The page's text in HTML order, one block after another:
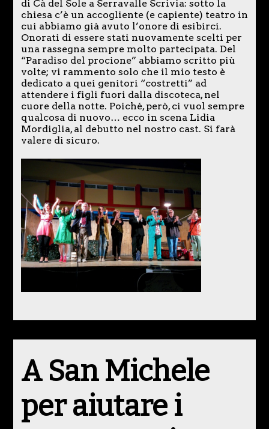
di Cà del Sole a Serravalle Scrivia: sotto la
chiesa c’è un accogliente (e capiente) teatro in
cui abbiamo già avuto l’onore di esibirci.
Onorati di essere stati nuovamente scelti per
una rassegna sempre molto partecipata. Del
“Paradiso del procione” abbiamo scritto più
volte; vi rammento solo che il mio testo è
dedicato a quei genitori “costretti” ad
attendere i figli fuori dalla discoteca, nel
cuore della notte. Poiché, però, ci vuol sempre
qualcosa di nuovo… ecco in scena Lidia
Mordiglia, al debutto nel nostro cast. Si farà
valere di sicuro.
A San Michele
per aiutare i